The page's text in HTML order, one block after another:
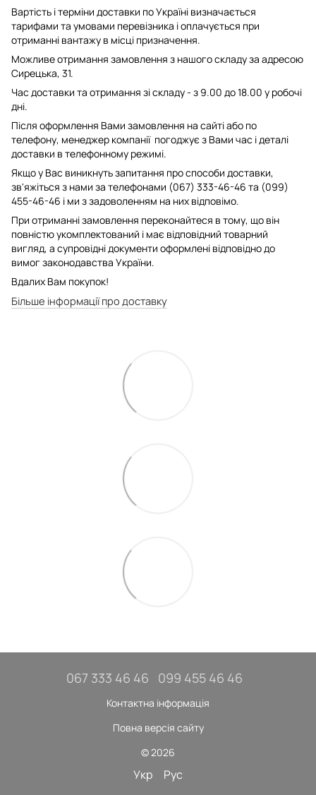
Вартість і терміни доставки по Україні визначається
тарифами та умовами перевізника і оплачується при
отриманні вантажу в місці призначення.
Можливе отримання замовлення з нашого складу за адресою
Сирецька, 31.
Час доставки та отримання зі складу - з 9.00 до 18.00 у робочі
дні.
Після оформлення Вами замовлення на сайті або по
телефону, менеджер компанії погоджує з Вами час і деталі
доставки в телефонному режимі.
Якщо у Вас виникнуть запитання про способи доставки,
зв'яжіться з нами за телефонами (067) 333-46-46 та (099)
455-46-46 і ми з задоволенням на них відповімо.
При отриманні замовлення переконайтеся в тому, що він
повністю укомплектований і має відповідний товарний
вигляд, а супровідні документи оформлені відповідно до
вимог законодавства України.
Вдалих Вам покупок!
Більше інформації про доставку
067 333 46 46 099 455 46 46
Контактна інформація
Повна версія сайту
© 2026
Укр Рус